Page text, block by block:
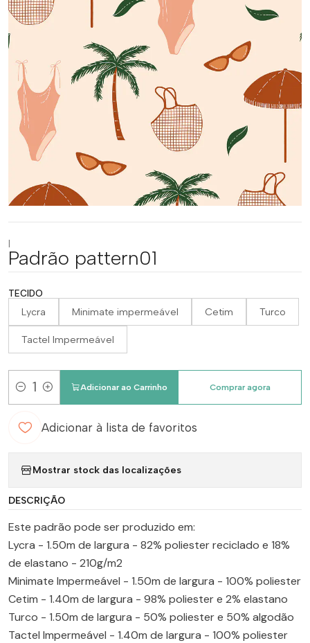
|
Padrão pattern01
TECIDO
Lycra Minimate impermeável Cetim Turco
Tactel Impermeável
Quantidade
Adicionar ao Carrinho Comprar agora
Adicionar à lista de favoritos
Mostrar stock das localizações
DESCRIÇÃO
Este padrão pode ser produzido em:
Lycra - 1.50m de largura - 82% poliester reciclado e 18%
de elastano - 210g/m2
Minimate Impermeável - 1.50m de largura - 100% poliester
Cetim - 1.40m de largura - 98% poliester e 2% elastano
Turco - 1.50m de largura - 50% poliester e 50% algodão
Tactel Impermeável - 1.40m de largura - 100% poliester